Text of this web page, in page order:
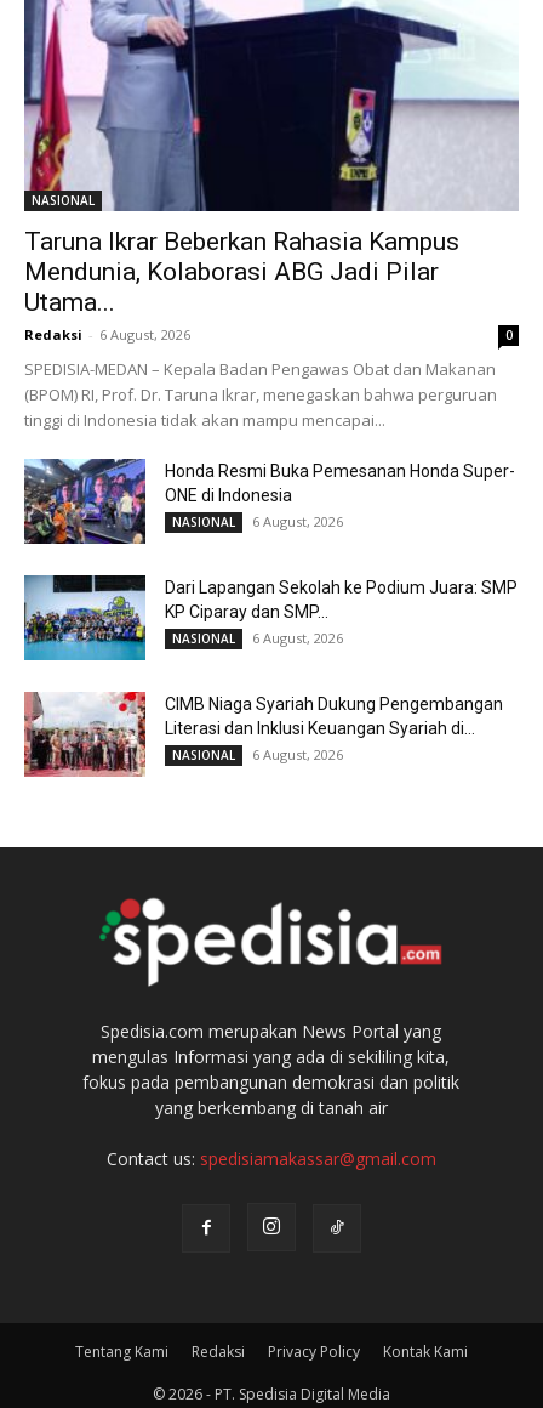
NASIONAL
Taruna Ikrar Beberkan Rahasia Kampus
Mendunia, Kolaborasi ABG Jadi Pilar
Utama...
Redaksi - 6 August, 2026 0
SPEDISIA-MEDAN – Kepala Badan Pengawas Obat dan Makanan
(BPOM) RI, Prof. Dr. Taruna Ikrar, menegaskan bahwa perguruan
tinggi di Indonesia tidak akan mampu mencapai...
Honda Resmi Buka Pemesanan Honda Super-
ONE di Indonesia
NASIONAL 6 August, 2026
Dari Lapangan Sekolah ke Podium Juara: SMP
KP Ciparay dan SMP...
NASIONAL 6 August, 2026
CIMB Niaga Syariah Dukung Pengembangan
Literasi dan Inklusi Keuangan Syariah di...
NASIONAL 6 August, 2026
Spedisia.com merupakan News Portal yang
mengulas Informasi yang ada di sekililing kita,
fokus pada pembangunan demokrasi dan politik
yang berkembang di tanah air
Contact us: spedisiamakassar@gmail.com
Tentang Kami Redaksi Privacy Policy Kontak Kami
© 2026 - PT. Spedisia Digital Media